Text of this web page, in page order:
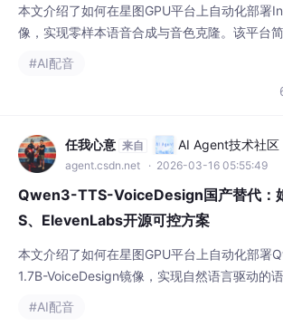
本文介绍了如何在星图GPU平台上自动化部署
像，实现零样本语音合成与音色克隆。该平台
户可快速利用该模型为动态漫画、二次元视频
#AI配音
任我心意 来自 AI Agent技术社区
agent.csdn.net · 2026-03-16 05:55:49
Qwen3-TTS-VoiceDesign国产替代：
S、ElevenLabs开源可控方案
本文介绍了如何在星图GPU平台上自动化部署
1.7B-VoiceDesign镜像，实现自然语言驱动的
输入如“温柔知性女性声音”等描述，即可快速生
#AI配音